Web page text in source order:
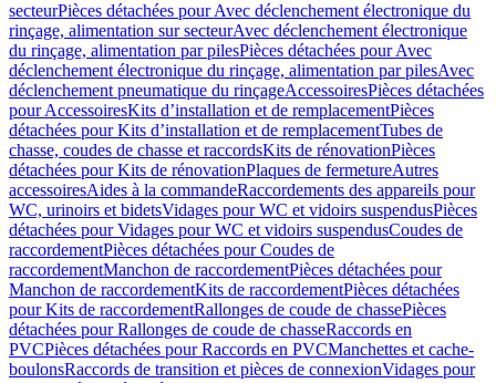
secteurPièces détachées pour Avec déclenchement électronique du
rinçage, alimentation sur secteurAvec déclenchement électronique
du rinçage, alimentation par pilesPièces détachées pour Avec
déclenchement électronique du rinçage, alimentation par pilesAvec
déclenchement pneumatique du rinçageAccessoiresPièces détachées
pour AccessoiresKits d’installation et de remplacementPièces
détachées pour Kits d’installation et de remplacementTubes de
chasse, coudes de chasse et raccordsKits de rénovationPièces
détachées pour Kits de rénovationPlaques de fermetureAutres
accessoiresAides à la commandeRaccordements des appareils pour
WC, urinoirs et bidetsVidages pour WC et vidoirs suspendusPièces
détachées pour Vidages pour WC et vidoirs suspendusCoudes de
raccordementPièces détachées pour Coudes de
raccordementManchon de raccordementPièces détachées pour
Manchon de raccordementKits de raccordementPièces détachées
pour Kits de raccordementRallonges de coude de chassePièces
détachées pour Rallonges de coude de chasseRaccords en
PVCPièces détachées pour Raccords en PVCManchettes et cache-
boulonsRaccords de transition et pièces de connexionVidages pour